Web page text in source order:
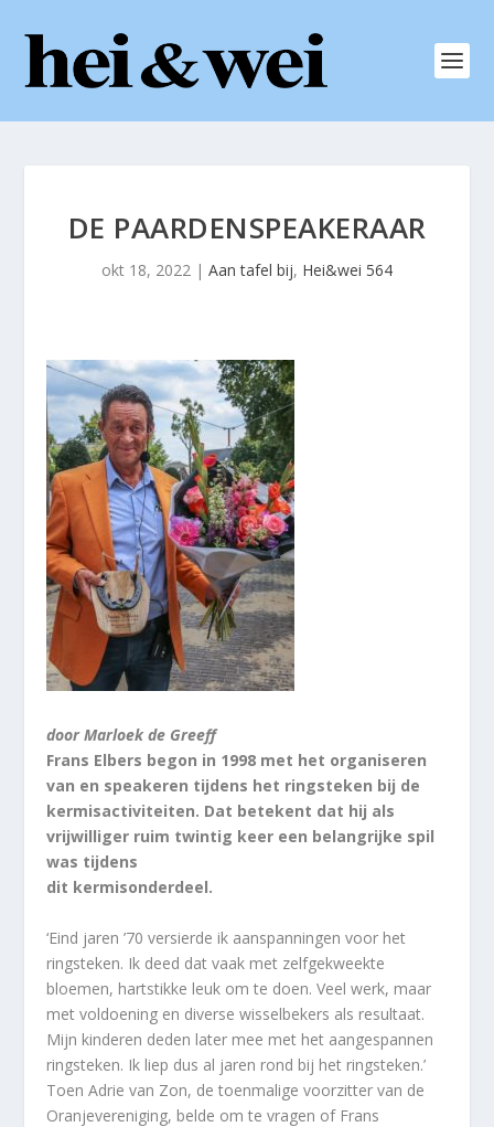
DE PAARDENSPEAKERAAR
okt 18, 2022 | Aan tafel bij, Hei&wei 564
door Marloek de Greeff
Frans Elbers begon in 1998 met het organiseren
van en speakeren tijdens het ringsteken bij de
kermisactiviteiten. Dat betekent dat hij als
vrijwilliger ruim twintig keer een belangrijke spil
was tijdens
dit kermisonderdeel.
‘Eind jaren ’70 versierde ik aanspanningen voor het
ringsteken. Ik deed dat vaak met zelfgekweekte
bloemen, hartstikke leuk om te doen. Veel werk, maar
met voldoening en diverse wisselbekers als resultaat.
Mijn kinderen deden later mee met het aangespannen
ringsteken. Ik liep dus al jaren rond bij het ringsteken.’
Toen Adrie van Zon, de toenmalige voorzitter van de
Oranjevereniging, belde om te vragen of Frans